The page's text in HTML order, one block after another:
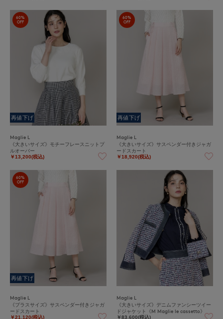
60%
OFF
再値下げ
Maglie L
《大きいサイズ》モチーフレースニットプ
ルオーバー
￥13,200(税込)
60%
OFF
再値下げ
Maglie L
《大きいサイズ》サスペンダー付きジャガ
ードスカート
￥18,920(税込)
60%
OFF
再値下げ
Maglie L
《プラスサイズ》サスペンダー付きジャガ
ードスカート
￥21,120(税込)
Maglie L
《大きいサイズ》デニムファンシーツイー
ドジャケット《M Maglie le cassetto》
￥83,600(税込)